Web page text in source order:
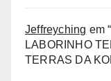
Jeffreyching em
LABORINHO
TERRAS DA